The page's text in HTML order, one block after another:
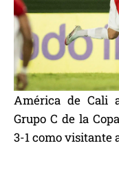
América de Cali
Grupo C de la
3-1 como visitante